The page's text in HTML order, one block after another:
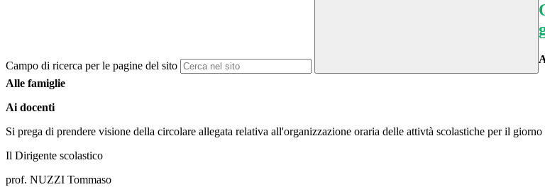
Campo di ricerca per le pagine del sito
Alle famiglie
Ai docenti
Si prega di prendere visione della circolare allegata relativa all'organizzazione oraria delle attivtà scolastiche per il
Il Dirigente scolastico
prof. NUZZI Tommaso